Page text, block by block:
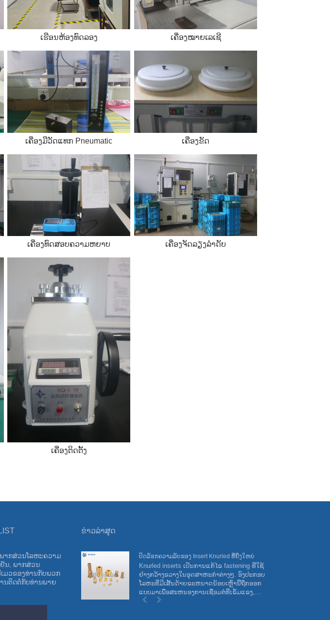
ເຮືອນຫ້ອງທົດລອງ ເຄື່ອງໝາຍເລເຊີ
ເຄື່ອງ​ມື​ວັດ​ແທກ Pneumatic ເຄື່ອງຂັດ
ເຄື່ອງທົດສອບຄວາມຫຍາບ ເຄື່ອງ​ຈັດ​ລຽງ​ລໍາ​ດັບ​
ເຄື່ອງຕິດຕັ້ງ
າກ​ສ່ວນ​ໂລ​ຫະ​ຄວາມ​
ນ​, ພາກ​ສ່ວນ
ມວ​ຂອງ​ທ່ານ​ກັບ​ພວກ​
ນ​ຕິດ​ຕໍ່​ກັບ​ທ່ານ​ພາຍ​
ຂ່າວ​ລ່າ​ສຸດ
າສາກົນເມືອງໂຄໂລນຂອງ
ມ​ໃນ​ງານ​ວາງ​ສະ​ແດງ​ສາ​ກົນ
ະ​ມັນ Hardware, ເຊິ່ງ​ໄດ້​ສະ​
ມ​ຄວາມ​ເຂັ້ມ​ແຂງ​ຂອງ​ບໍ​ລິ​ສັດ​
ປົດລັອກຄວາມລັບຂອງ Insert Knurled ທີ່ຍິ່ງໃຫຍ່
Knurled inserts ເປັນການແກ້ໄຂ fastening ທີ່ໃຊ້
ຢ່າງກວ້າງຂວາງໃນອຸດສາຫະກໍາຕ່າງໆ. ອົງປະກອບ
ໂລຫະທີ່ມີເສັ້ນດ້າຍຂະຫນາດນ້ອຍເຫຼົ່ານີ້ຖືກອອກ
ແບບມາເພື່ອສະຫນອງການເຊື່ອມຕໍ່ທີ່ເຂັ້ມແຂງ,
ທົນທານ, ແລະເຊື່ອຖືໄດ້ສໍາລັບຄໍາຮ້ອງສະຫມັກຕ່າງ